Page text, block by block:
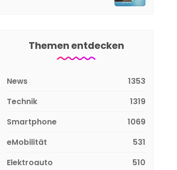
Themen entdecken
News
1353
Technik
1319
Smartphone
1069
eMobilität
531
Elektroauto
510